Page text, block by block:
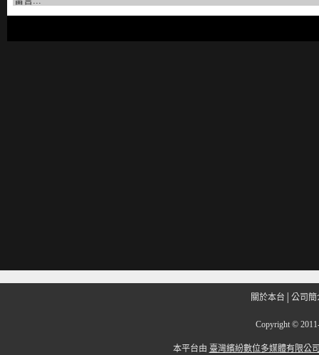
關於本台 公司簡
Copyright ©
本平台由 臺灣繽紛數位多媒體有限公